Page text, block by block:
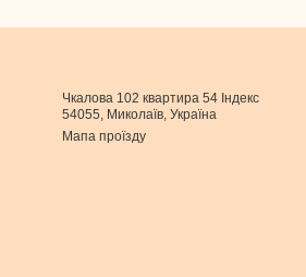
Чкалова 102 квартира 54 Індекс
54055, Миколаїв, Україна
Мапа проїзду